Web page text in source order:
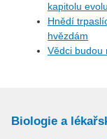
kapitolu
Hnědí
hvězdám
Vědci budou
Biologie a